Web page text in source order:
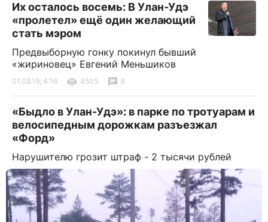
Их осталось восемь: В Улан-Удэ
«пролетел» ещё один желающий
стать мэром
Предвыборную гонку покинул бывший
«жириновец» Евгений Меньшиков
01.08.19, 4:16 4505 6
«Быдло в Улан-Удэ»: в парке по тротуарам и
велосипедным дорожкам разъезжал
«Форд»
Нарушителю грозит штраф - 2 тысячи рублей